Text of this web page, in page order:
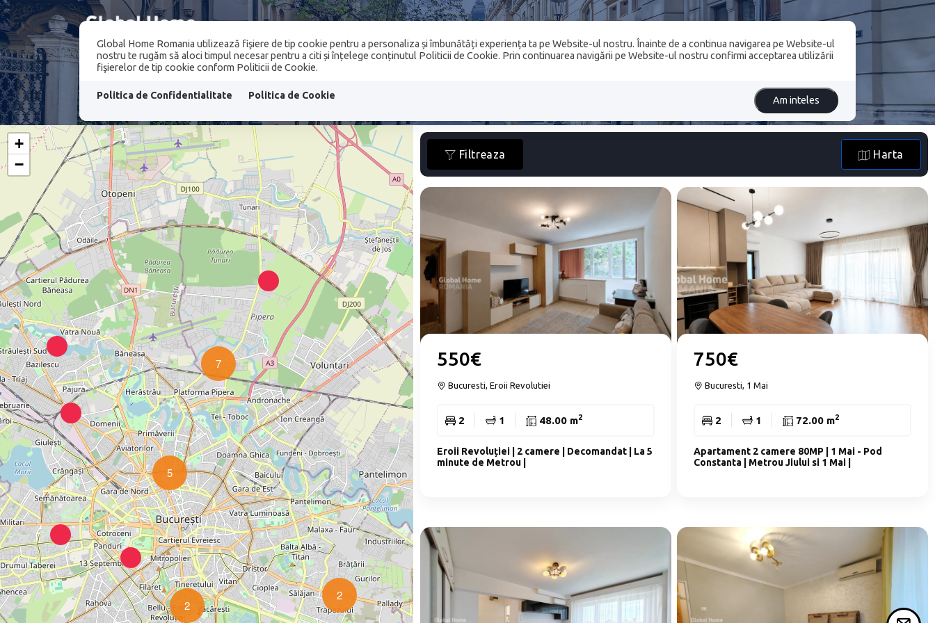
Global Home Romania utilizează fişiere de tip cookie pentru a personaliza și îmbunătăți experiența ta pe Website-ul nostru. Înainte de a continua navigarea pe Website-ul
nostru te rugăm să aloci timpul necesar pentru a citi și înțelege conținutul Politicii de Cookie. Prin continuarea navigării pe Website-ul nostru confirmi acceptarea utilizării
fişierelor de tip cookie conform Politicii de Cookie.
Politica de Confidentialitate Politica de Cookie Am inteles
PROPRIETATI SERVICII IMOBILIARE COMPANIE ANSAMBLURI
PROPRIETATI TRANZACTIONATE
2
2
7
5
+
−
Filtreaza Harta
550€
Bucuresti, Eroii Revolutiei
2 1 48.00 m2
Eroii Revoluției | 2 camere | Decomandat | La 5
minute de Metrou |
750€
Bucuresti, 1 Mai
2 1 72.00 m2
Apartament 2 camere 80MP | 1 Mai - Pod
Constanta | Metrou Jiului si 1 Mai |